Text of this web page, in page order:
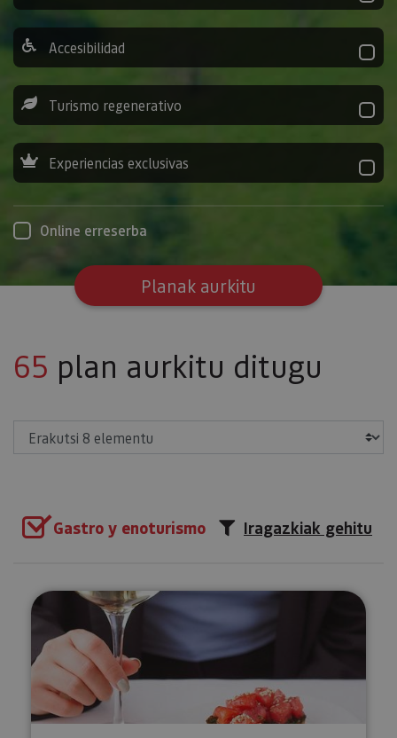
Accesibilidad
Turismo regenerativo
Experiencias exclusivas
Online erreserba
Planak aurkitu
65 plan aurkitu ditugu
Gastro y enoturismo Iragazkiak gehitu
Nafarroako ardo ekologikoen